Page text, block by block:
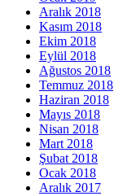
Aralık 2018
Kasım 2018
Ekim 2018
Eylül 2018
Ağustos 2018
Temmuz 2018
Haziran 2018
Mayıs 2018
Nisan 2018
Mart 2018
Şubat 2018
Ocak 2018
Aralık 2017